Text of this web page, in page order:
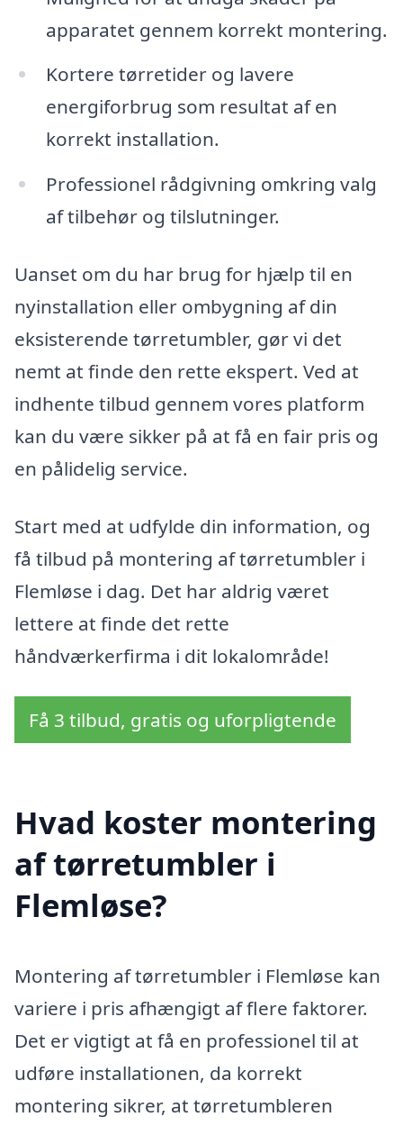
apparatet gennem korrekt montering.
Kortere tørretider og lavere
energiforbrug som resultat af en
korrekt installation.
Professionel rådgivning omkring valg
af tilbehør og tilslutninger.
Uanset om du har brug for hjælp til en
nyinstallation eller ombygning af din
eksisterende tørretumbler, gør vi det
nemt at finde den rette ekspert. Ved at
indhente tilbud gennem vores platform
kan du være sikker på at få en fair pris og
en pålidelig service.
Start med at udfylde din information, og
få tilbud på montering af tørretumbler i
Flemløse i dag. Det har aldrig været
lettere at finde det rette
håndværkerfirma i dit lokalområde!
Få 3 tilbud, gratis og uforpligtende
Hvad koster montering
af tørretumbler i
Flemløse?
Montering af tørretumbler i Flemløse kan
variere i pris afhængigt af flere faktorer.
Det er vigtigt at få en professionel til at
udføre installationen, da korrekt
montering sikrer, at tørretumbleren